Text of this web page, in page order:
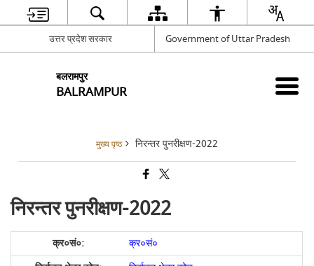
उत्तर प्रदेश सरकार Government of Uttar Pradesh
बलरामपुर
BALRAMPUR
मुख्य पृष्ठ निरन्तर पुनरीक्षण-2022
निरन्तर पुनरीक्षण-2022
क्र०सं०